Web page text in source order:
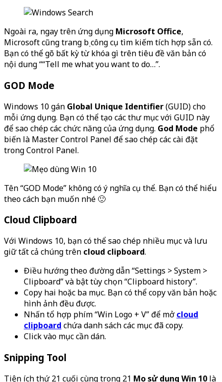
Ngoài ra, ngay trên ứng dụng Microsoft Office,
Microsoft cũng trang bị công cụ tìm kiếm tích hợp sẵn có.
Bạn có thể gõ bất kỳ từ khóa gì trên tiêu đề văn bản có
nội dung ““Tell me what you want to do…”.
GOD Mode
Windows 10 gán Global Unique Identifier(GUID) cho
mỗi ứng dụng. Bạn có thể tạo các thư mục với GUID này
để sao chép các chức năng của ứng dụng. God Mode phổ
biến là Master Control Panel để sao chép các cài đặt
trong Control Panel.
Tên “GOD Mode” không có ý nghĩa cụ thể. Bạn có thể hiểu
theo cách bạn muốn nhé 🙂
Cloud Clipboard
Với Windows 10, bạn có thể sao chép nhiều mục và lưu
giữ tất cả chúng trên cloud clipboard.
Điều hướng theo đường dẫn “Settings > System >
Clipboard” và bật tùy chọn “Clipboard history”.
Copy hai hoặc ba mục. Bạn có thể copy văn bản hoặc
hình ảnh đều được.
Nhấn tổ hợp phím “Win Logo + V” để mởcloud
clipboard chứa danh sách các mục đã copy.
Click vào mục cần dán.
Snipping Tool
Tiện ích thứ 21 cuối cùng trong 21 Mẹo sử dụng Win 10 là